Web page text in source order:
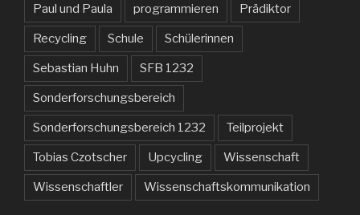
Paul und Paula programmieren Prädiktor
Recycling Schule Schülerinnen
Sebastian Huhn SFB 1232
Sonderforschungsbereich
Sonderforschungsbereich 1232 Teilprojekt
Tobias Czotscher Upcycling Wissenschaft
Wissenschaftler Wissenschaftskommunikation